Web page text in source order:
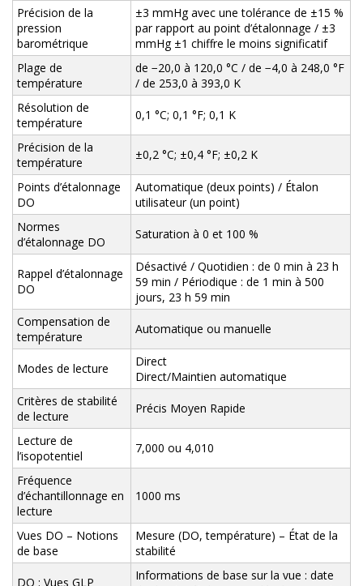
Précision de la
pression
barométrique
±3 mmHg avec une tolérance de ±15 %
par rapport au point d’étalonnage / ±3
mmHg ±1 chiffre le moins significatif
Plage de
température
de −20,0 à 120,0 °C / de −4,0 à 248,0 °F
/ de 253,0 à 393,0 K
Résolution de
température
0,1 °C; 0,1 °F; 0,1 K
Précision de la
température
±0,2 °C; ±0,4 °F; ±0,2 K
Points d’étalonnage
DO
Automatique (deux points) / Étalon
utilisateur (un point)
Normes
d’étalonnage DO
Saturation à 0 et 100 %
Rappel d’étalonnage
DO
Désactivé / Quotidien : de 0 min à 23 h
59 min / Périodique : de 1 min à 500
jours, 23 h 59 min
Compensation de
température
Automatique ou manuelle
Modes de lecture
Direct
Direct/Maintien automatique
Critères de stabilité
de lecture
Précis Moyen Rapide
Lecture de
l’isopotentiel
7,000 ou 4,010
Fréquence
d’échantillonnage en
lecture
1000 ms
Vues DO – Notions
de base
Mesure (DO, température) – État de la
stabilité
DO : Vues GLP
Informations de base sur la vue : date